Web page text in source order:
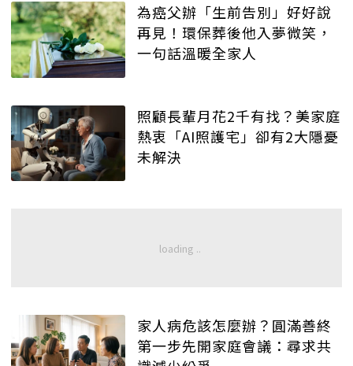
為癌父辦「生前告別」好好說
再見！環保葬後他入夢微笑，
一句話溫暖全家人
照顧長輩月花2千有找？美家庭
熱衷「AI照護宅」卻有2大隱憂
未解決
家人病危該怎麼辦？圓滿善終
第一步先開家庭會議：尋求共